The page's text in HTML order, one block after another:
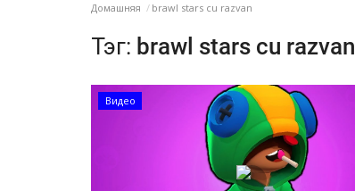
Домашняя brawl stars cu razvan
Тэг: brawl stars cu razvan
Видео